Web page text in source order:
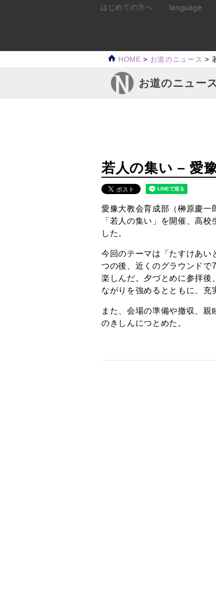
HOME > お道のニュース >
お道のニュース
若人の集い – 愛
愛豫大教会育成部（榊原慶
「若人の集い」を開催、高
した。
今回のテーマは「たすけあい
つの後、近くのグラウンドで
楽しんだ。夕づとめに参拝後
ながりを強めるとともに、充
また、会場の準備や撤収、
のきしんにつとめた。
はじめての方へ language